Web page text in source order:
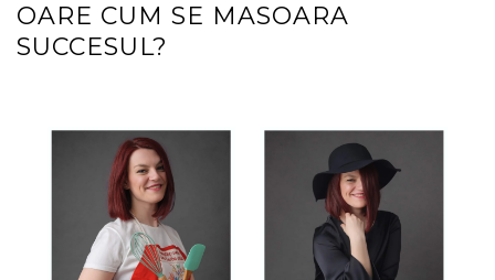
OARE CUM SE MASOARA
SUCCESUL?